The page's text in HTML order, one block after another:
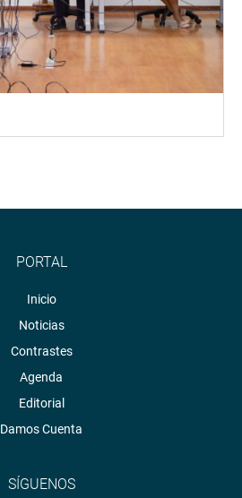
PORTAL
Inicio
Noticias
Contrastes
Agenda
Editorial
Damos Cuenta
SÍGUENOS